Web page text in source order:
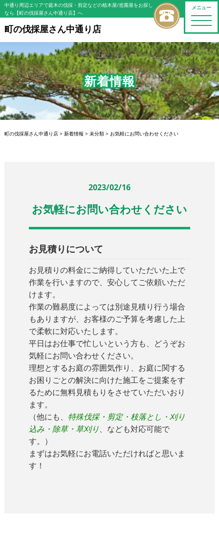
メニュー
toggle
中通り周辺エリアで庭木の伐採・剪定などの植木屋/造園屋をお探し
なら【町の伐採屋さん中通り店】へ
町の伐採屋さん中通り店
新着情報
町の伐採屋さん中通り店> 新着情報 > 未分類> お気軽にお問い合わせください
2023/02/16
お気軽にお問い合わせください
お見積りについて
お見積りの料金にご納得していただいた上で
作業を行いますので、安心してご依頼いただ
けます。
作業の難易度によっては別途見積り行う場合
もありますが、お客様のご予算を考慮した上
で柔軟に対応いたします。
平日はお仕事で忙しいという方も、どうぞお
気軽にお問い合わせください。
理想とするお庭の雰囲気作り、お庭に関する
お困りごとの解決に向けた施工をご提案をす
るために無料見積もりをさせていただいおり
ます。
（他にも、 特殊伐採・剪定・枝落とし・刈り
込み・除草・草刈り、なども対応可能で
す。）
まずはお気軽にお電話いただければと思いま
す！